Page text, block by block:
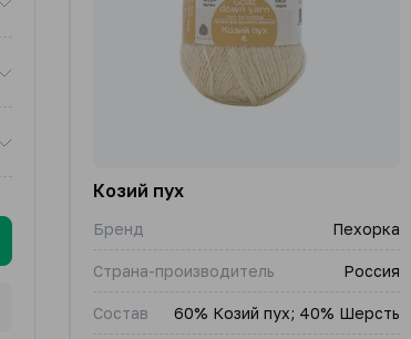
Козий пух
Бренд Пехорка
Страна-производитель Россия
Состав 60% Козий пух; 40% Шерсть